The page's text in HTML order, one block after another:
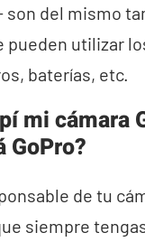
son del mismo
utilizar
baterías, etc.
mi cámara
GoPro?
de tu
siempre